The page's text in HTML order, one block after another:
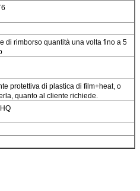
di rimborso quantità una volta fino a 5
protettiva di plastica di film+heat, o
quanto al cliente richiede.